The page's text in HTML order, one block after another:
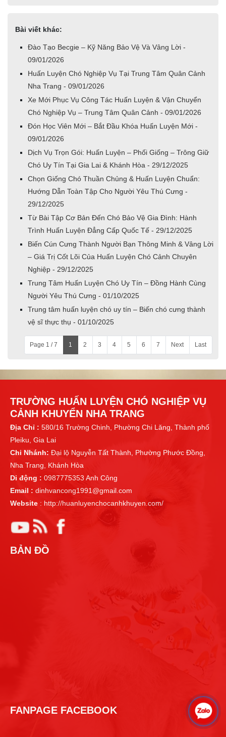
Bài viết khác:
Đào Tạo Becgie – Kỹ Năng Bảo Vệ Và Vâng Lời -
09/01/2026
Huấn Luyện Chó Nghiệp Vụ Tại Trung Tâm Quân Cảnh
Nha Trang - 09/01/2026
Xe Mới Phục Vụ Công Tác Huấn Luyện & Vận Chuyển
Chó Nghiệp Vụ – Trung Tâm Quân Cảnh - 09/01/2026
Đón Học Viên Mới – Bắt Đầu Khóa Huấn Luyện Mới -
09/01/2026
Dịch Vụ Trọn Gói: Huấn Luyện – Phối Giống – Trông Giữ
Chó Uy Tín Tại Gia Lai & Khánh Hòa - 29/12/2025
Chọn Giống Chó Thuần Chủng & Huấn Luyện Chuẩn:
Hướng Dẫn Toàn Tập Cho Người Yêu Thú Cưng -
29/12/2025
Từ Bài Tập Cơ Bản Đến Chó Bảo Vệ Gia Đình: Hành
Trình Huấn Luyện Đẳng Cấp Quốc Tế - 29/12/2025
Biến Cún Cưng Thành Người Bạn Thông Minh & Vâng Lời
– Giá Trị Cốt Lõi Của Huấn Luyện Chó Cảnh Chuyên
Nghiệp - 29/12/2025
Trung Tâm Huấn Luyện Chó Uy Tín – Đồng Hành Cùng
Người Yêu Thú Cưng - 01/10/2025
Trung tâm huấn luyện chó uy tín – Biến chó cưng thành
vệ sĩ thực thụ - 01/10/2025
Page 1 / 7 1 2 3 4 5 6 7 Next Last
TRƯỜNG HUẤN LUYỆN CHÓ NGHIỆP VỤ
CẢNH KHUYỂN NHA TRANG
Địa Chỉ : 580/16 Trường Chinh, Phường Chi Lăng, Thành phố
Pleiku, Gia Lai
Chi Nhánh: Đại lộ Nguyễn Tất Thành, Phường Phước Đồng,
Nha Trang, Khánh Hòa
Di động : 0987775353 Anh Công
Email : dinhvancong1991@gmail.com
Website : http://huanluyenchocanhkhuyen.com/
BẢN ĐỒ
FANPAGE FACEBOOK